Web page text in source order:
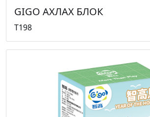
GIGO АХЛАХ БЛОК
T198